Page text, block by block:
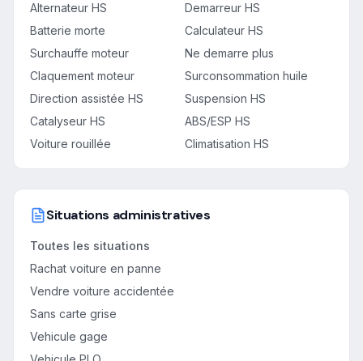
Alternateur HS
Demarreur HS
Batterie morte
Calculateur HS
Surchauffe moteur
Ne demarre plus
Claquement moteur
Surconsommation huile
Direction assistée HS
Suspension HS
Catalyseur HS
ABS/ESP HS
Voiture rouillée
Climatisation HS
Situations administratives
Toutes les situations
Rachat voiture en panne
Vendre voiture accidentée
Sans carte grise
Vehicule gage